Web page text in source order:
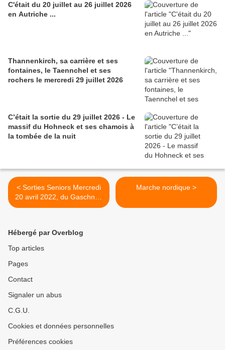
C'était du 20 juillet au 26 juillet 2026
en Autriche ...
Thannenkirch, sa carrière et ses
fontaines, le Taennchel et ses
rochers le mercredi 29 juillet 2026
C’était la sortie du 29 juillet 2026 - Le
massif du Hohneck et ses chamois à
la tombée de la nuit
< Sorties Seniors Mercredi
20 avril 2022, du Gaschney
à Munster
Marche nordique >
Hébergé par Overblog
Top articles
Pages
Contact
Signaler un abus
C.G.U.
Cookies et données personnelles
Préférences cookies